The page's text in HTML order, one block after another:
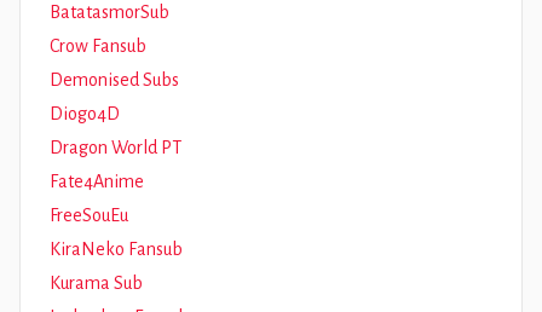
BatatasmorSub
Crow Fansub
Demonised Subs
Diogo4D
Dragon World PT
Fate4Anime
FreeSouEu
KiraNeko Fansub
Kurama Sub